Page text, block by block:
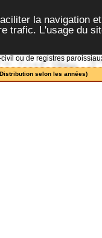
la navigation
trafic. L'usage du
ou de registres
selon les années)